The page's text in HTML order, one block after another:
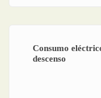
Consumo
descenso